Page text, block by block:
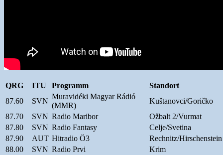
QRG ITU Programm
Standort
87.60
SVN
Muravidéki Magyar Rádió
(MMR)
Kuštanovci/Goričko
87.70
SVN Radio Maribor
Ožbalt 2/Vurmat
87.80
SVN Radio Fantasy
Celje/Svetina
87.90
AUT Hitradio Ö3
Rechnitz/Hirschenstein
88.00
SVN Radio Prvi
Krim